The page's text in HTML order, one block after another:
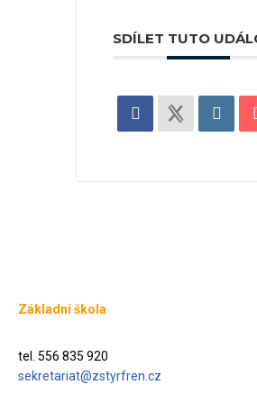
SDÍLET TUTO
Základní škola
tel. 556 835 920
sekretariat@zstyrfren.cz